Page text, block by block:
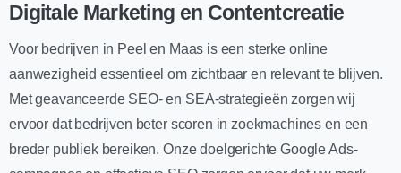
Digitale Marketing en Contentcreatie
Voor bedrijven in Peel en Maas is een sterke online
aanwezigheid essentieel om zichtbaar en relevant te blijven.
Met geavanceerde SEO- en SEA-strategieën zorgen wij
ervoor dat bedrijven beter scoren in zoekmachines en een
breder publiek bereiken. Onze doelgerichte Google Ads-